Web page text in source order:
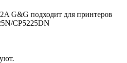
G&G подходит для принтеров
CP5225DN